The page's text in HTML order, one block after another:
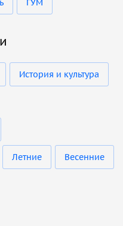
ГУМ
История и культура
Летние Весенние